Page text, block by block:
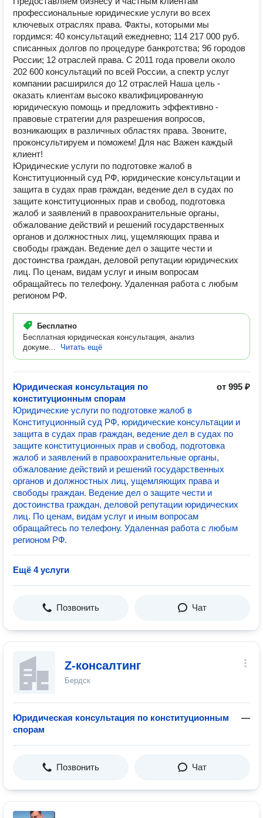
профессиональные юридические услуги во всех
ключевых отраслях права. Факты, которыми мы
гордимся: 40 консультаций ежедневно; 114 217 000 руб.
списанных долгов по процедуре банкротства; 96 городов
России; 12 отраслей права. С 2011 года провели около
202 600 консультаций по всей России, а спектр услуг
компании расширился до 12 отраслей Наша цель -
оказать клиентам высоко квалифицированную
юридическую помощь и предложить эффективно -
правовые стратегии для разрешения вопросов,
возникающих в различных областях права. Звоните,
проконсультируем и поможем! Для нас Важен каждый
клиент!
Юридические услуги по подготовке жалоб в
Конституционный суд РФ, юридические консультации и
защита в судах прав граждан, ведение дел в судах по
защите конституционных прав и свобод, подготовка
жалоб и заявлений в правоохранительные органы,
обжалование действий и решений государственных
органов и должностных лиц, ущемляющих права и
свободы граждан. Ведение дел о защите чести и
достоинства граждан, деловой репутации юридических
лиц. По ценам, видам услуг и иным вопросам
обращайтесь по телефону. Удаленная работа с любым
регионом РФ.
Бесплатно
Бесплатная юридическая консультация, анализ
докуме...
Читать ещё
Юридическая консультация по
конституционным спорам
от 995 ₽
Юридические услуги по подготовке жалоб в
Конституционный суд РФ, юридические консультации и
защита в судах прав граждан, ведение дел в судах по
защите конституционных прав и свобод, подготовка
жалоб и заявлений в правоохранительные органы,
обжалование действий и решений государственных
органов и должностных лиц, ущемляющих права и
свободы граждан. Ведение дел о защите чести и
достоинства граждан, деловой репутации юридических
лиц. По ценам, видам услуг и иным вопросам
обращайтесь по телефону. Удаленная работа с любым
регионом РФ.
Ещё 4 услуги
Позвонить Чат
Z-консалтинг
Бердск
Юридическая консультация по конституционным
спорам
—
Позвонить Чат